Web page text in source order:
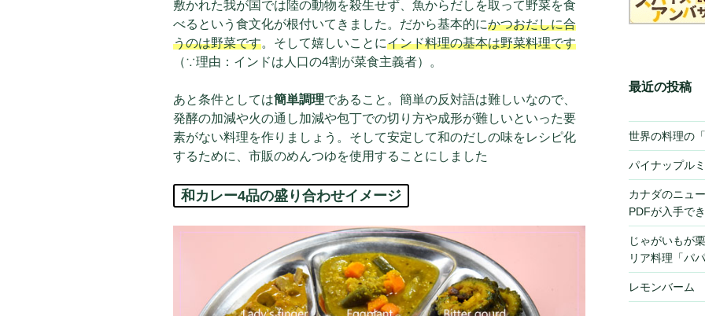
敷かれた我が国では陸の動物を殺生せず、魚からだしを取って野菜を食
べるという食文化が根付いてきました。だから基本的にかつおだしに合
うのは野菜です。そして嬉しいことにインド料理の基本は野菜料理です
（∵理由：インドは人口の4割が菜食主義者）。
あと条件としては簡単調理であること。簡単の反対語は難しいなので、
発酵の加減や火の通し加減や包丁での切り方や成形が難しいといった要
素がない料理を作りましょう。そして安定して和のだしの味をレシピ化
するために、市販のめんつゆを使用することにしました
和カレー4品の盛り合わせイメージ
最近の投稿
世界の料理の
パイナップル
カナダのニュ
PDFが入手で
じゃがいもが
リア料理「パ
レモンバーム